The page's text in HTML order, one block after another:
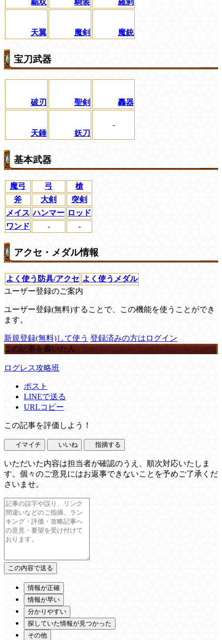
天翼 魔剣 魔銃
宝刀武器
破刃 聖剣 轟器
天錘 妖刀
-
基本武器
魔弓 弓
槍
斧
大剣
突剣
メイス ハンマー ロッド
ワンド
- -
アクセ・メダル情報
よく使う防具/アクセ よく使うメダル
ユーザー登録のご案内
ユーザー登録(無料)することで、この機能を使うことができ
ます。
新規登録(無料)して使う 登録済みの方はログイン
この記事を書いた人
ログレス攻略班
ポスト
LINEで送る
URLコピー
この記事を評価しよう！
イマイチ いいね 指摘する
いただいた内容は担当者が確認のうえ、順次対応いたしま
す。個々のご意見にはお返事できないことを予めご了承くだ
さいませ。
情報が正確
情報が早い
分かりやすい
探していた情報が見つかった
その他